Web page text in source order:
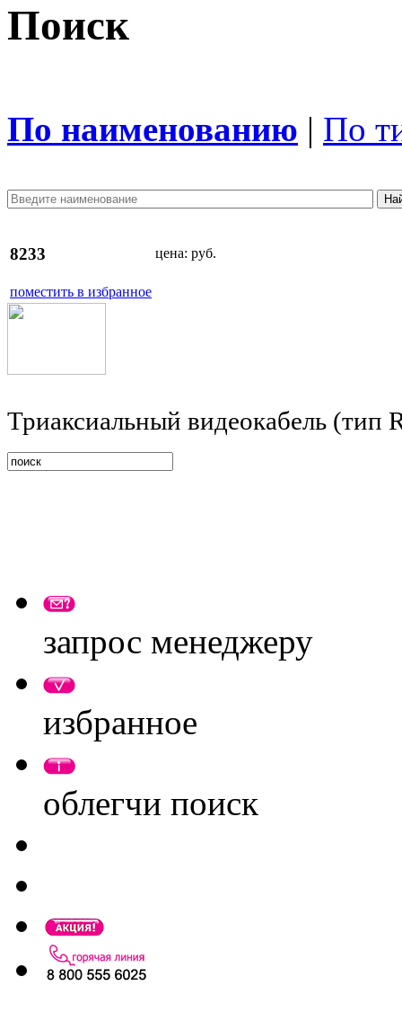
Поиск
По наименованию | По
8233 цена: руб.
поместить в избранное
Триаксиальный видеокабель (тип
запрос менеджеру
избранное
облегчи поиск